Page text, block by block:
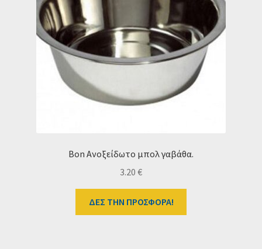
Bon Ανοξείδωτο μπολ γαβάθα.
3.20 €
ΔΕΣ ΤΗΝ ΠΡΟΣΦΟΡΑ!